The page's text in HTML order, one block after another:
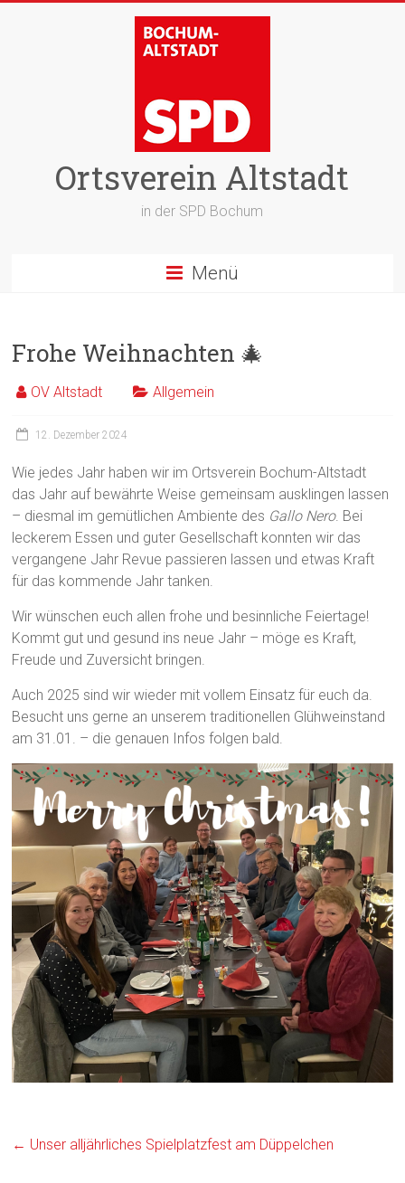
Ortsverein Altstadt
in der SPD Bochum
Menü
Frohe Weihnachten 🎄
OV Altstadt Allgemein
12. Dezember 2024
Wie jedes Jahr haben wir im Ortsverein Bochum-Altstadt
das Jahr auf bewährte Weise gemeinsam ausklingen lassen
– diesmal im gemütlichen Ambiente des Gallo Nero. Bei
leckerem Essen und guter Gesellschaft konnten wir das
vergangene Jahr Revue passieren lassen und etwas Kraft
für das kommende Jahr tanken.
Wir wünschen euch allen frohe und besinnliche Feiertage!
Kommt gut und gesund ins neue Jahr – möge es Kraft,
Freude und Zuversicht bringen.
Auch 2025 sind wir wieder mit vollem Einsatz für euch da.
Besucht uns gerne an unserem traditionellen Glühweinstand
am 31.01. – die genauen Infos folgen bald.
← Unser alljährliches Spielplatzfest am Düppelchen